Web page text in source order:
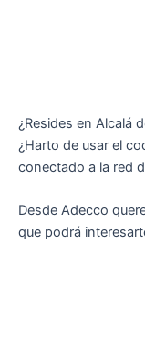
¿Resides en Alcalá
¿Harto de usar el
conectado a la red
Desde Adecco
que podrá